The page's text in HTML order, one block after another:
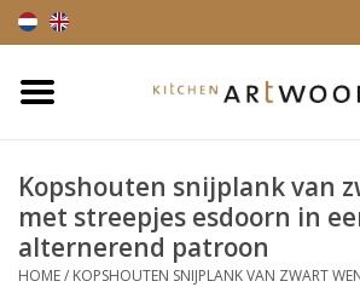
Snijplanken
Kaasplankjes
Kopshouten snijplank van
met streepjes esdoorn in
alternerend patroon
HOME/ KOPSHOUTEN SNIJPLANK VAN ZWART